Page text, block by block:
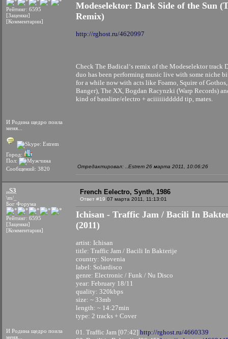
Рейтинг: 6595
[Заценки]
[Комментарии]
И Родина щедро поила
меня...
Город:
Пол:
Сообщений: 3820
Modeselektor: Dark Side of the Sun
Remix)
http://rghost.ru/4620997
Check The Badical‘s remix of the Modeselektor track
duo has been performing music live with some niche
for a while now with acts like Foamo, Squire of
Banger), The XX, Bogdan Racynzki (Warp Records)
kind of bassline/electro + aciiiiiiddddd tip, mates.
Отредактировал: ..Estrem 26 марта 2011, 10:06:26
..S3
\m/_
Бог Форума
Рейтинг: 6595
[Заценки]
[Комментарии]
И Родина щедро поила
меня...
French Eelectro, Synth, 1986
Ответ #19 07 марта 2011, 11:13:01
Ichisan - Traffic Jam / Bacili In
(2011)
artist: Ichisan
title: Traffic Jam / Bacili In Bakterije
country: Slovenia
label: Solardisco
genre: Electronic / Funk / Nu Disco
year: February 18/11
quality: 320kbps
size: ~ 33mb
length: ~ 14:27min
type: 2 tracks + Cover
01. Traffic Jam [07:42] http://rghost.ru/4660339